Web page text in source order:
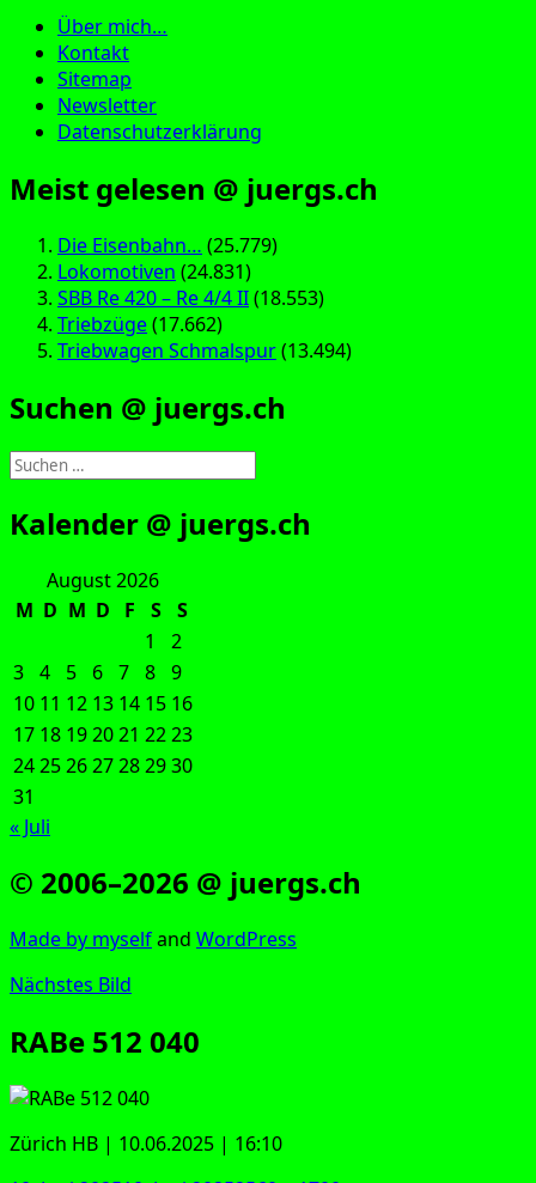
Über mich…
Kontakt
Sitemap
Newsletter
Datenschutzerklärung
Meist gelesen @ juergs.ch
Die Eisenbahn… (25.779)
Lokomotiven (24.831)
SBB Re 420 – Re 4/4 II(18.553)
Triebzüge(17.662)
Triebwagen Schmalspur(13.494)
Suchen @ juergs.ch
Suchen
nach:
Kalender @ juergs.ch
August 2026
M D M D F S
S
1
2
3 4 5 6 7 8 9
10 11 12 13 14 15 16
17 18 192021 2223
24252627282930
31
« Juli
© 2006–2026 @ juergs.ch
Made by mys­elfand Word­Press
Nächstes Bild
RABe 512 040
Zürich HB | 10.06.2025 | 16:10